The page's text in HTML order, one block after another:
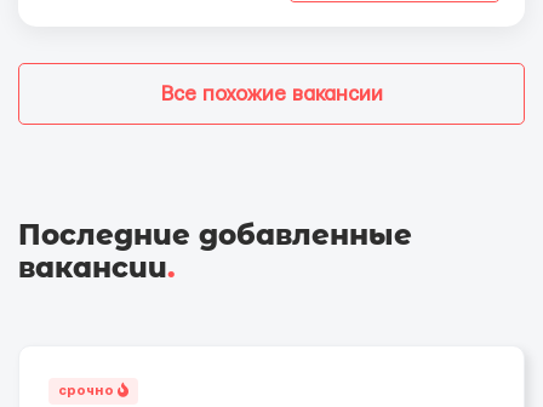
Все похожие вакансии
Последние добавленные
вакансии.
срочно